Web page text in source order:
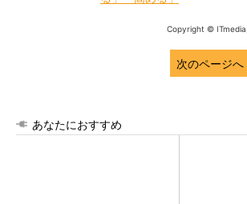
Copyright ©
次のページへ
あなたにおすすめ